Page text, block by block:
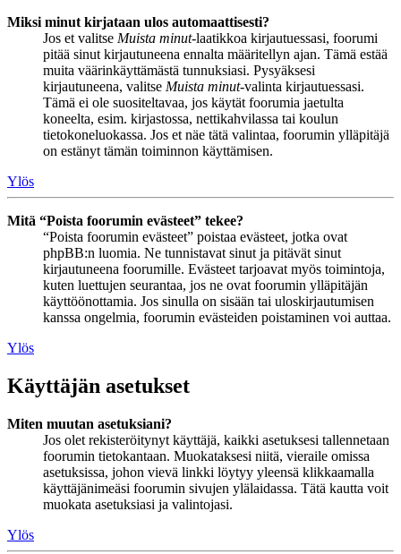
Miksi minut kirjataan ulos automaattisesti?
Jos et valitse Muista minut-laatikkoa kirjautuessasi, foorumi
pitää sinut kirjautuneena ennalta määritellyn ajan. Tämä estää
muita väärinkäyttämästä tunnuksiasi. Pysyäksesi
kirjautuneena, valitse Muista minut-valinta kirjautuessasi.
Tämä ei ole suositeltavaa, jos käytät foorumia jaetulta
koneelta, esim. kirjastossa, nettikahvilassa tai koulun
tietokoneluokassa. Jos et näe tätä valintaa, foorumin ylläpitäjä
on estänyt tämän toiminnon käyttämisen.
Ylös
Mitä “Poista foorumin evästeet” tekee?
“Poista foorumin evästeet” poistaa evästeet, jotka ovat
phpBB:n luomia. Ne tunnistavat sinut ja pitävät sinut
kirjautuneena foorumille. Evästeet tarjoavat myös toimintoja,
kuten luettujen seurantaa, jos ne ovat foorumin ylläpitäjän
käyttöönottamia. Jos sinulla on sisään tai uloskirjautumisen
kanssa ongelmia, foorumin evästeiden poistaminen voi auttaa.
Ylös
Käyttäjän asetukset
Miten muutan asetuksiani?
Jos olet rekisteröitynyt käyttäjä, kaikki asetuksesi tallennetaan
foorumin tietokantaan. Muokataksesi niitä, vieraile omissa
asetuksissa, johon vievä linkki löytyy yleensä klikkaamalla
käyttäjänimeäsi foorumin sivujen ylälaidassa. Tätä kautta voit
muokata asetuksiasi ja valintojasi.
Ylös